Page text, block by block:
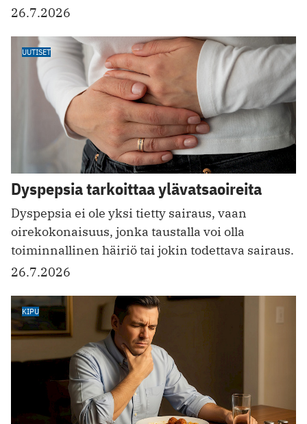
26.7.2026
UUTISET
Dyspepsia tarkoittaa ylävatsaoireita
Dyspepsia ei ole yksi tietty sairaus, vaan
oirekokonaisuus, jonka taustalla voi olla
toiminnallinen häiriö tai jokin todettava sairaus.
26.7.2026
KIPU